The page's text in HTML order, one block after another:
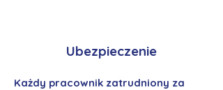
Ubezpieczenie
Każdy pracownik zatrudniony za